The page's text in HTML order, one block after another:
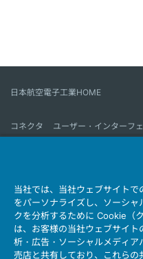
日本航空電子工業HOME
コネクタ
ユーザー・インターフ
会社情報 サステナビリティ IR
製品情報新着一覧
サイトマップ
当社では、当社ウェブサイト
をパーソナライズし、ソーシ
クを分析するために Cookie（
は、お客様の当社ウェブサイ
析・広告・ソーシャルメディ
売店と共有しており、これら